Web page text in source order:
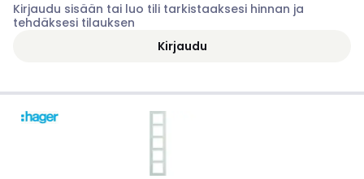
Kirjaudu sisään tai luo tili tarkistaaksesi hinnan ja
tehdäksesi tilauksen
Kirjaudu